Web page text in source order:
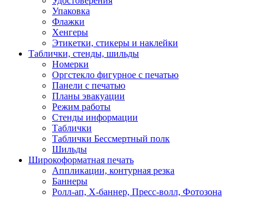
Упаковка
Флажки
Хенгеры
Этикетки, стикеры и наклейки
Таблички, стенды, шильды
Номерки
Оргстекло фигурное с печатью
Панели с печатью
Планы эвакуации
Режим работы
Стенды информации
Таблички
Таблички Бессмертный полк
Шильды
Широкоформатная печать
Аппликации, контурная резка
Баннеры
Ролл-ап, X-баннер, Пресс-волл, Фотозона